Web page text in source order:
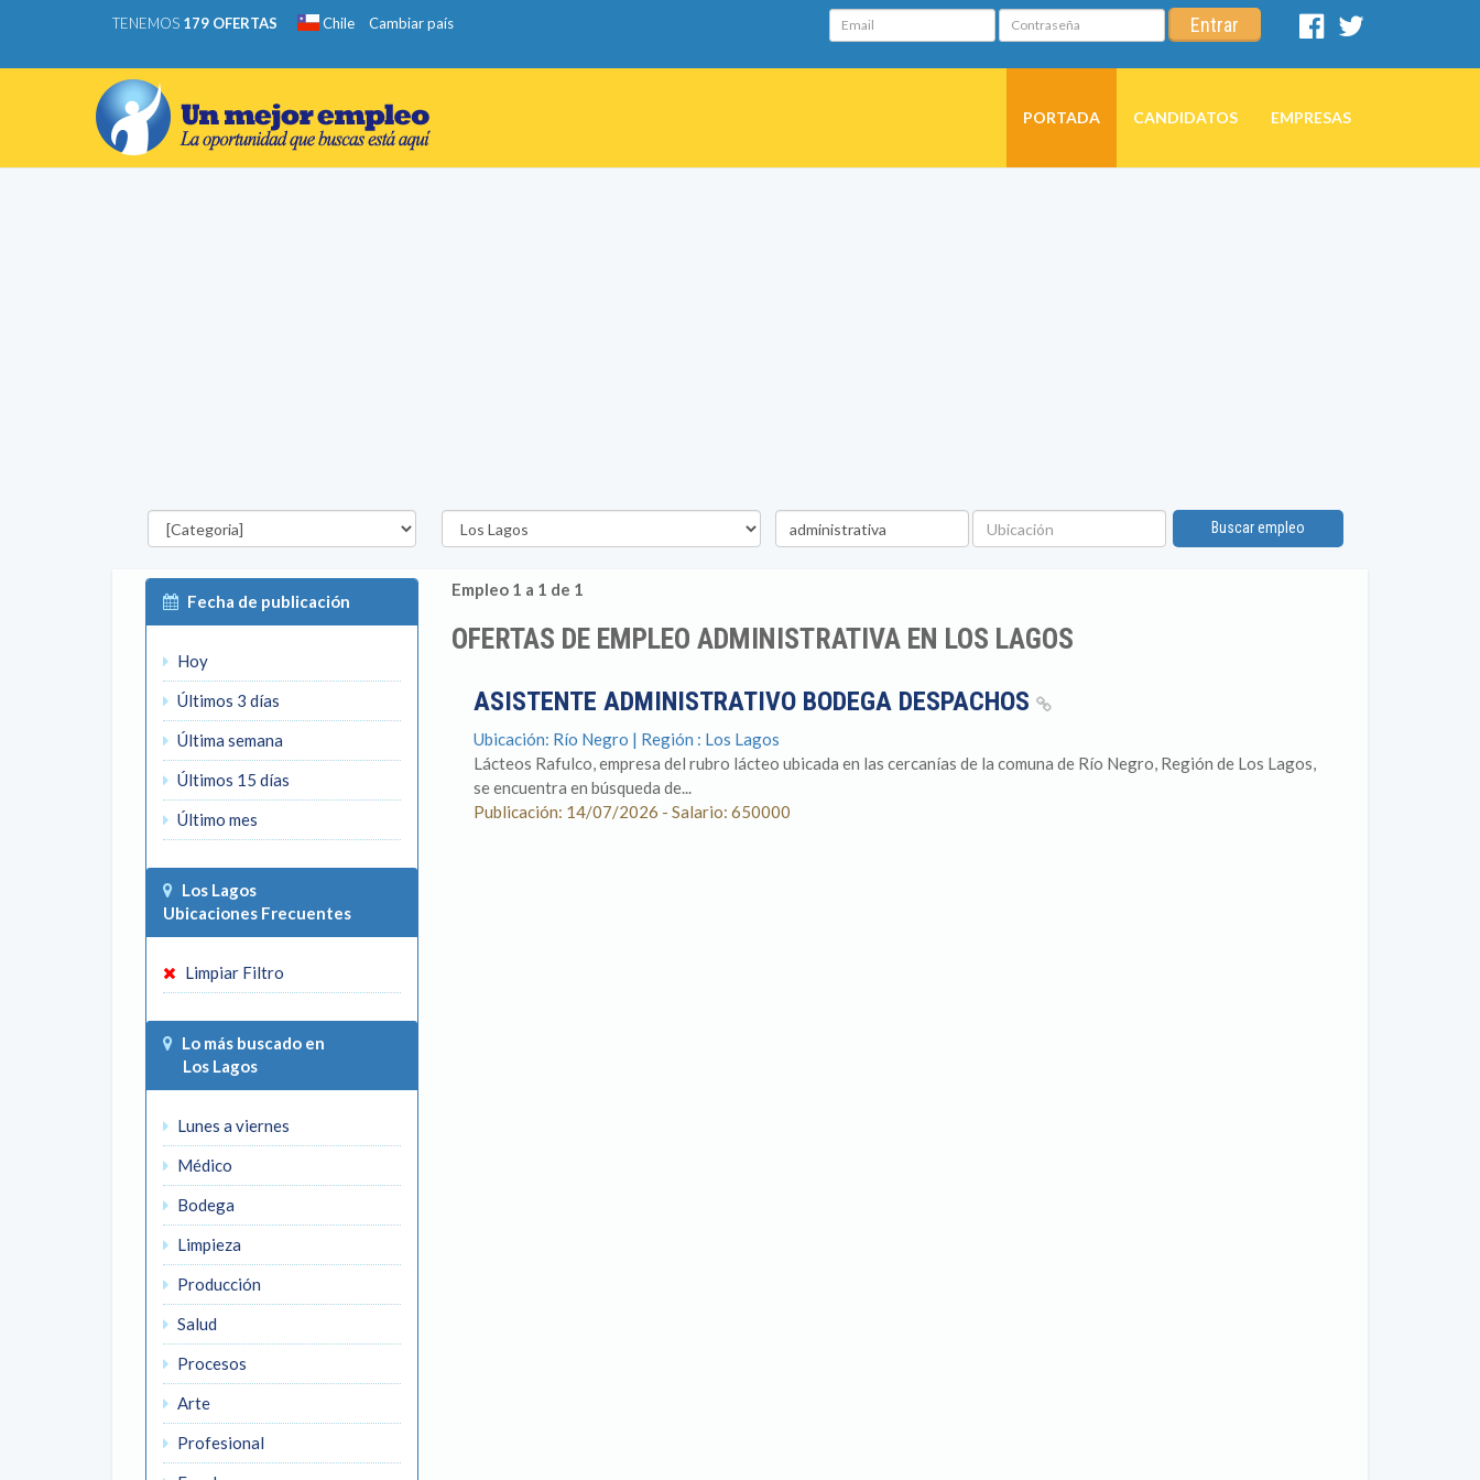
TENEMOS 179 OFERTAS Chile Cambiar país Email Contraseña Entrar
Facebook
PORTADA CANDIDATOS EMPRESAS
Categorías Región
Palabra
clave
Ubicación
Buscar empleo
Fecha de publicación
Hoy
Últimos 3 días
Última semana
Últimos 15 días
Último mes
Los Lagos
Ubicaciones Frecuentes
Limpiar Filtro
Lo más buscado en
Los Lagos
Lunes a viernes
Médico
Bodega
Limpieza
Producción
Salud
Procesos
Arte
Profesional
Empleo 1 a 1 de 1
OFERTAS DE EMPLEO ADMINISTRATIVA EN LOS LAGOS
ASISTENTE ADMINISTRATIVO BODEGA DESPACHOS
Ubicación: Río Negro | Región : Los Lagos
Lácteos Rafulco, empresa del rubro lácteo ubicada en las cercanías de la comuna de Río Negro, Región de Los Lagos,
se encuentra en búsqueda de...
Publicación: 14/07/2026 - Salario: 650000